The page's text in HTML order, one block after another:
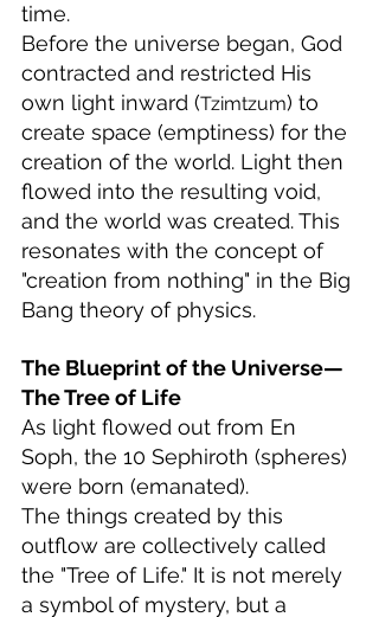
time.
Before the universe began, God
contracted and restricted His
own light inward (Tzimtzum) to
create space (emptiness) for the
creation of the world. Light then
flowed into the resulting void,
and the world was created. This
resonates with the concept of
"creation from nothing" in the Big
Bang theory of physics.
The Blueprint of the Universe—
The Tree of Life
As light flowed out from En
Soph, the 10 Sephiroth (spheres)
were born (emanated).
The things created by this
outflow are collectively called
the "Tree of Life." It is not merely
a symbol of mystery, but a